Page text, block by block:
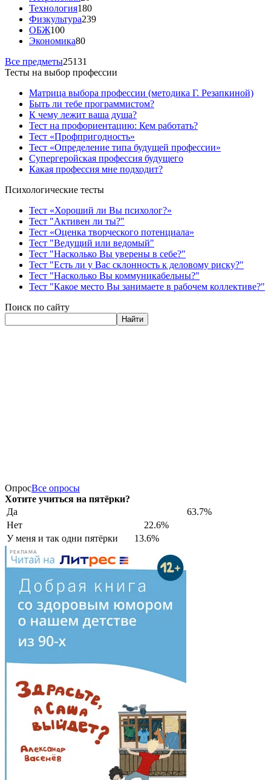
Технология180
Физкультура239
ОБЖ100
Экономика80
Все предметы25131
Тесты на выбор профессии
Матрица выбора профессии (методика Г. Резапкиной)
Быть ли тебе программистом?
К чему лежит ваша душа?
Тест на профориентацию: Кем работать?
Тест «Профпригодность»
Тест «Определение типа будущей профессии»
Супергеройская профессия будущего
Какая профессия мне подходит?
Психологические тесты
Тест «Хороший ли Вы психолог?»
Тест "Активен ли ты?"
Тест «Оценка творческого потенциала»
Тест "Ведущий или ведомый"
Тест "Насколько Вы уверены в себе?"
Тест "Есть ли у Вас склонность к деловому риску?"
Тест "Насколько Вы коммуникабельны?"
Тест "Какое место Вы занимаете в рабочем коллективе?"
Поиск по сайту
Найти
ОпросВсе опросы
Хотите учиться на пятёрки?
Да
63.7%
Нет
22.6%
У меня и так одни пятёрки
13.6%
РЕКЛАМА